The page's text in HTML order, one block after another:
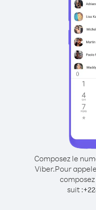
Composez le
Viber.Pour
suit :+